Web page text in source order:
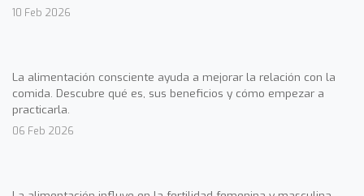
10 Feb 2026
La alimentación consciente ayuda a mejorar la relación con la
comida. Descubre qué es, sus beneficios y cómo empezar a
practicarla.
06 Feb 2026